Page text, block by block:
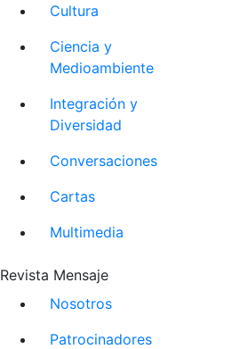
Cultura
Ciencia y
Medioambiente
Integración y
Diversidad
Conversaciones
Cartas
Multimedia
Revista Mensaje
Nosotros
Patrocinadores